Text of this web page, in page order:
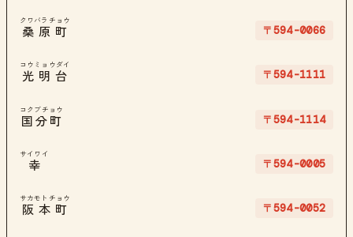
桑原町
クワバラチョウ
〒594-0066
光明台
コウミョウダイ
〒594-1111
国分町
コクブチョウ
〒594-1114
幸
サイワイ
〒594-0005
阪本町
サカモトチョウ
〒594-0052